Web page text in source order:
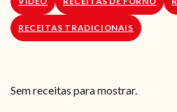
LOJA
RECEITAS TRADICIONAIS
Sem receitas para mostrar.